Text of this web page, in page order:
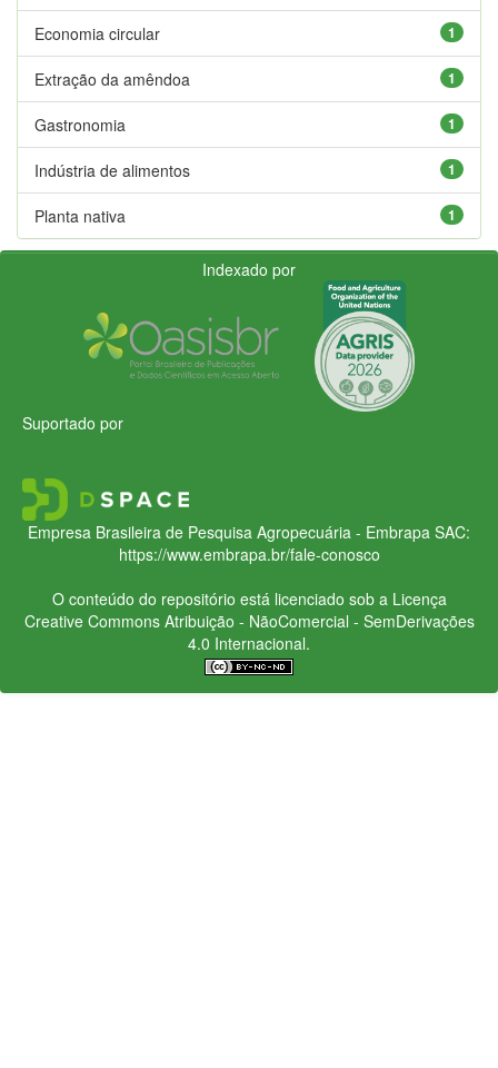
1
Economia circular
1
Extração da amêndoa
1
Gastronomia
1
Indústria de alimentos
1
Planta nativa
Indexado por
Suportado por
Empresa Brasileira de Pesquisa Agropecuária - Embrapa SAC:
https://www.embrapa.br/fale-conosco
O conteúdo do repositório está licenciado sob a Licença
Creative CommonsAtribuição - NãoComercial - SemDerivações
4.0 Internacional.